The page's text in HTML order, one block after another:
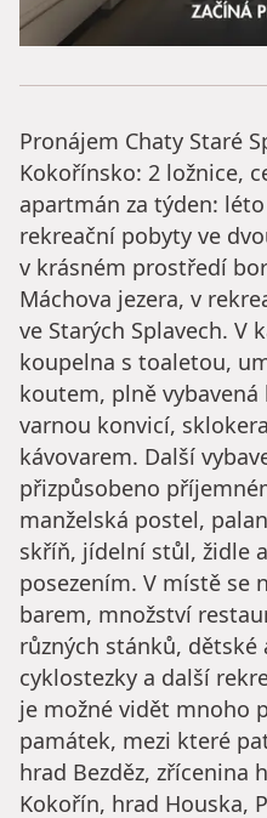
Pronájem Chaty Staré
Kokořínsko: 2 ložnice,
apartmán za týden:
rekreační pobyty ve
v krásném prostředí
Máchova jezera, v
ve Starých Splavech. V
koupelna s toaletou,
koutem, plně
varnou konvicí,
kávovarem. Další
přizpůsobeno
manželská postel,
skříň, jídelní stůl, židle
posezením. V místě se
barem, množství
různých stánků,
cyklostezky a další
je možné vidět mnoho
památek, mezi které
hrad Bezděz, zřícenina
Kokořín, hrad Houska,